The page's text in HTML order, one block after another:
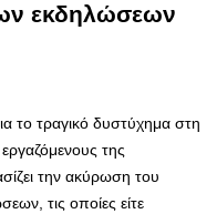
εκδηλώσεων
το τραγικό δυστύχημα στη
της
την ακύρωση του
τις οποίες είτε